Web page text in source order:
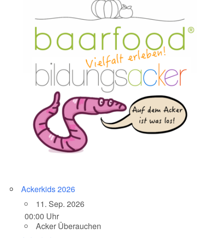
Ackerkids 2026
11. Sep. 2026
00:00 Uhr
Acker Überauchen